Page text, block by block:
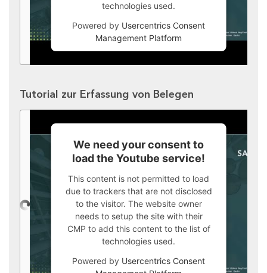
technologies used.
Powered by Usercentrics Consent
Management Platform
Tutorial zur Erfassung von Belegen
We need your consent to
load the Youtube service!
This content is not permitted to load
due to trackers that are not disclosed
to the visitor. The website owner
needs to setup the site with their
CMP to add this content to the list of
technologies used.
Powered by Usercentrics Consent